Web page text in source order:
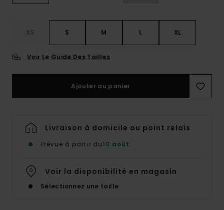
XS S M L XL
Voir Le Guide Des Tailles
Ajouter au panier
Livraison à domicile ou point relais
Prévue à partir du10 août
Voir la disponibilité en magasin
Sélectionnez une taille